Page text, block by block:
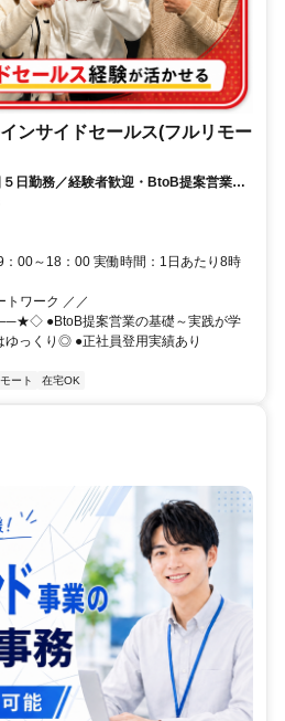
ンサイドセールス(フルリモー
５日勤務／経験者歓迎・BtoB提案営業で
00～18：00 実働時間：1日あたり8時
トワーク ／／
●BtoB提案営業の基礎～実践が学
ゆっくり◎ ●正社員登用実績あり
ート 在宅OK